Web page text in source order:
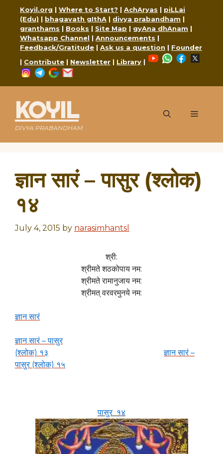
content
Koyil.org | Where to Start? | AchAryas | piLLai
(Edu) | bhagavath gIthA | divya prabandham |
granthams | Books | Site Map | gyAna dhAnam |
Whatsapp Channel | Announcements |
Feedback/Gratitude | Ask us a question | Founder
| Contribute | Newsletter | Library |
YouTubeWhatsApp
Facebook
Instagram
Telegram
Google
KOYIL
DIVYA PRABANDHAM
Menu
ज्ञान सारं – पासुर (श्लोक)
१४
July 4, 2015 by narasimhantsl
श्री:
श्रीमते शठकोपाय नम:
श्रीमते रामानुजाय नम:
श्रीमत् वरवरमुनये नम:
ज्ञान सारं
ज्ञान सारं – पासुर
(श्लोक) १३
ज्ञान सारं –
पासुर (श्लोक) १५
पासुर १४